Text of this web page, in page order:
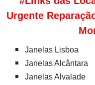
Urgente
Janelas Lisboa
Janelas Alcântara
Janelas Alvalade